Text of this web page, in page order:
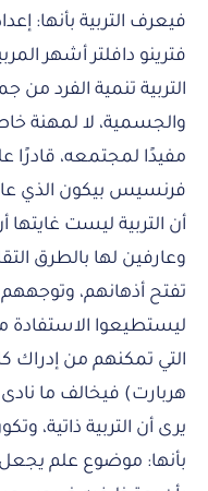
فيعرف التربية بأنها:
فترينو دافلتر أشهر
التربية تنمية الفرد من
والجسمية، لا لمهنة
مفيدًا لمجتمعه، قادرًا
فرنسيس بيكون الذي
أن التربية ليست غايتها
وعارفين لها بالطرق
تفتح أذهانهم،
ليستطيعوا الاستفادة
التي تمكنهم من إدراك
هربارت) فيخالف ما
يرى أن التربية ذاتية،
بأنها: موضوع علم يجعل